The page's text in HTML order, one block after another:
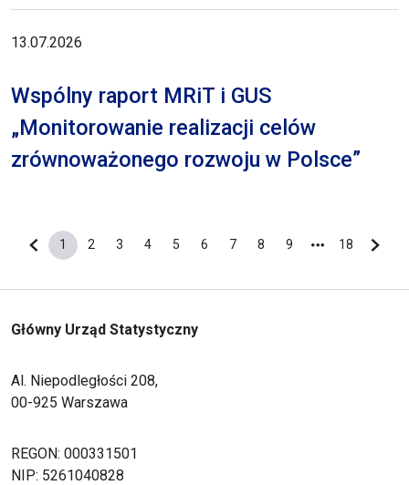
13.07.2026
Wspólny raport MRiT i GUS
„Monitorowanie realizacji celów
zrównoważonego rozwoju w Polsce”
Poprzednia strona
Bieżąca strona
1
Strona
2
Strona
3
Strona
4
Strona
5
Strona
6
Strona
7
Strona
8
Strona
9
Ostatnia
18
Główny Urząd Statystyczny
Al. Niepodległości 208,
00-925 Warszawa
REGON: 000331501
NIP: 5261040828